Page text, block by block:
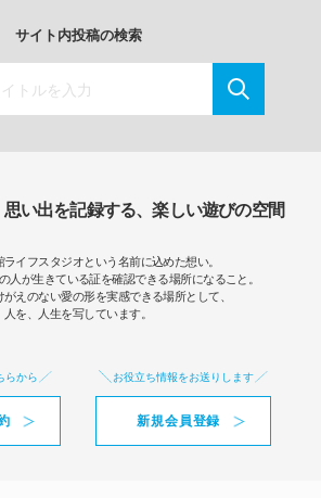
サイト内投稿の検索
い出を記録する、楽しい遊びの空間
ライフスタジオという名前に込めた想い。
人が生きている証を確認できる場所になること。
えのない愛の形を実感できる場所として、
人を、人生を写しています。
らから お役立ち情報をお送りします
新規会員登録